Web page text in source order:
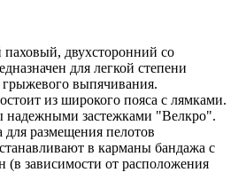
двухсторонний со
для легкой степени
выпячивания.
из широкого пояса с лямками.
надежными застежками "Велкро".
размещения пелотов
в карманы бандажа с
(в зависимости от расположения